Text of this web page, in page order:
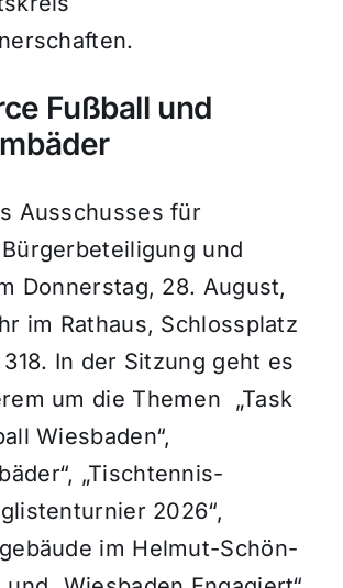
Fußball und
Ausschusses für
und
Donnerstag, 28. August,
im Rathaus, Schlossplatz
318. In der Sitzung geht es
um die Themen „Task
Wiesbaden“,
„Tischtennis-
2026“,
im Helmut-Schön-